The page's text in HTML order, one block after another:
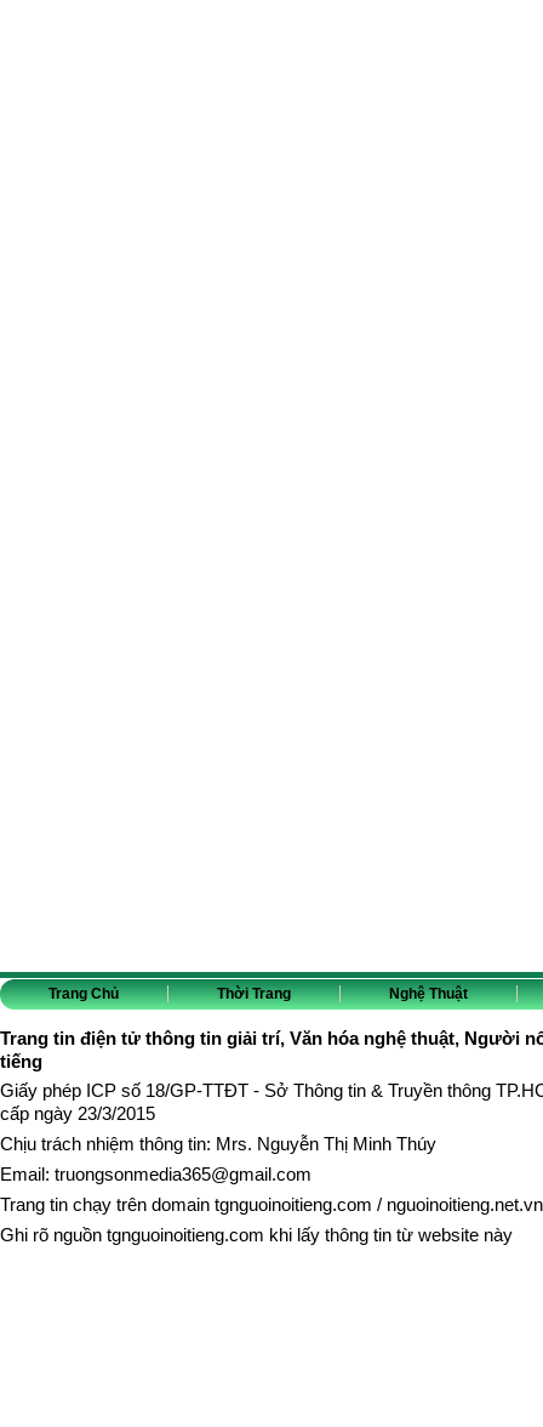
Trang Chủ Thời Trang Nghệ Thuật
Trang tin điện tử thông tin giải trí, Văn hóa nghệ thuật, Người
tiếng
Giấy phép ICP số 18/GP-TTĐT - Sở Thông tin & Truyền thông
cấp ngày 23/3/2015
Chịu trách nhiệm thông tin: Mrs. Nguyễn Thị Minh Thúy
Email: truongsonmedia365@gmail.com
Trang tin chạy trên domain tgnguoinoitieng.com / nguoinoitieng.net.vn
Ghi rõ nguồn tgnguoinoitieng.com khi lấy thông tin từ website này